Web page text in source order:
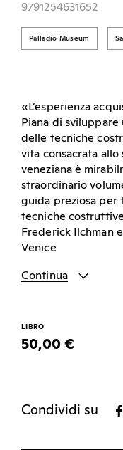
9791254631652
Palladio Museum
«L’esperienza
Piana di
delle tecniche
vita consacrata
veneziana è
straordinario
guida preziosa per
tecniche
Frederick Ilchman
Venice
Continua
LIBRO
50,00 €
Condividi su